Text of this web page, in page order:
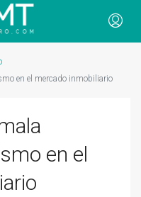
en el mercado inmobiliario
en el